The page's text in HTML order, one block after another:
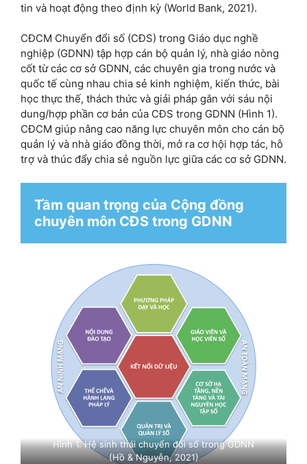
tin và hoạt động theo định kỳ (World Bank, 2021).
CĐCM Chuyển đổi số (CĐS) trong Giáo dục nghề
nghiệp (GDNN) tập hợp cán bộ quản lý, nhà giáo nòng
cốt từ các cơ sở GDNN, các chuyên gia trong nước và
quốc tế cùng nhau chia sẻ kinh nghiệm, kiến thức, bài
học thực thế, thách thức và giải pháp gắn với sáu nội
dung/hợp phần cơ bản của CĐS trong GDNN (Hình 1).
CĐCM giúp nâng cao năng lực chuyên môn cho cán bộ
quản lý và nhà giáo đồng thời, mở ra cơ hội hợp tác, hỗ
trợ và thúc đẩy chia sẻ nguồn lực giữa các cơ sở GDNN.
Tầm quan trọng của Cộng đồng
chuyên môn CĐS trong GDNN
Hình 1. Hệ sinh thái chuyển đổi số trong GDNN
(Hồ & Nguyễn, 2021)